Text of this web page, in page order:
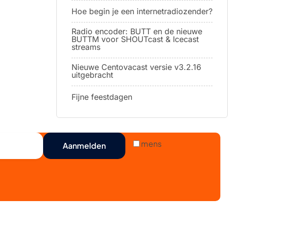
Hoe begin je een internetradiozender?
Radio encoder: BUTT en de nieuwe
BUTTM voor SHOUTcast & Icecast
streams
Nieuwe Centovacast versie v3.2.16
uitgebracht
Fijne feestdagen
mens